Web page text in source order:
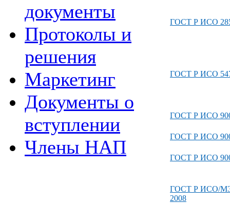
документы
Протоколы и
решения
Маркетинг
Документы о
вступлении
Члены НАП
ГОСТ Р ИСО
ГОСТ Р ИСО
ГОСТ Р ИСО
ГОСТ Р ИСО
ГОСТ Р ИСО
ГОСТ Р ИСО/
2008